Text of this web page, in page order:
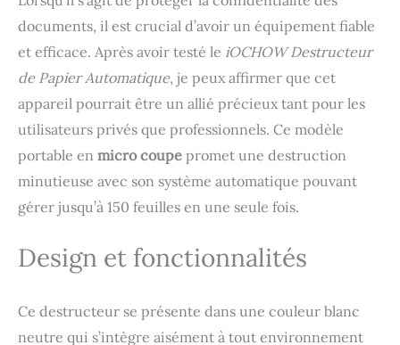
contenu plus difficile à
lire. [Mode
d'Alimentation
Automatique/Manuel] En
appuyant simplement
sur l'interrupteur et en
insérant le papier dans le
chargeur automatique, la
déchiqueteuse papier
peut automatiquement
détruire jusqu'à 150
jusqu'à 10 feuilles de
d'alimentation manuelle.
De plus, il est possible de
documents, il est crucial d’avoir un équipement fiable
et efficace. Après avoir testé le iOCHOW Destructeur
de Papier Automatique, je peux affirmer que cet
appareil pourrait être un allié précieux tant pour les
utilisateurs privés que professionnels. Ce modèle
portable en micro coupe promet une destruction
minutieuse avec son système automatique pouvant
gérer jusqu’à 150 feuilles en une seule fois.
Design et fonctionnalités
Ce destructeur se présente dans une couleur blanc
neutre qui s’intègre aisément à tout environnement